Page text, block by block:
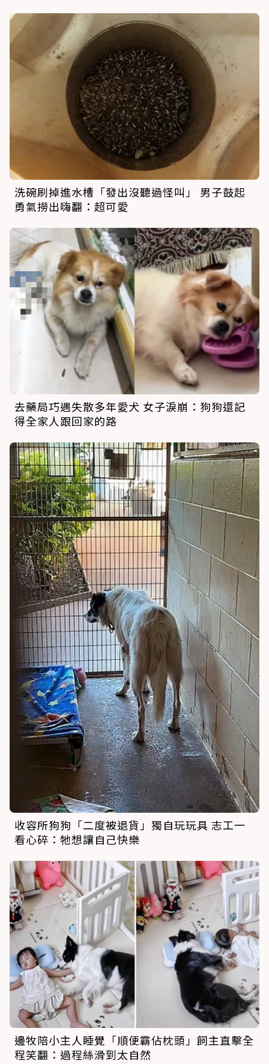
洗碗刷掉進水槽「發出沒聽過怪叫」 男子鼓起
勇氣撈出嗨翻：超可愛
去藥局巧遇失散多年愛犬 女子淚崩：狗狗還記
得全家人跟回家的路
收容所狗狗「二度被退貨」獨自玩玩具 志工一
看心碎：牠想讓自己快樂
邊牧陪小主人睡覺「順便霸佔枕頭」飼主直擊全
程笑翻：過程絲滑到太自然